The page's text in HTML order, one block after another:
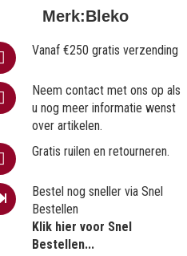
Merk:Bleko
Vanaf €250 gratis verzending
Neem contact met ons op als
u nog meer informatie wenst
over artikelen.
Gratis ruilen en retourneren.
Bestel nog sneller via Snel
Bestellen
Klik hier voor Snel
Bestellen...